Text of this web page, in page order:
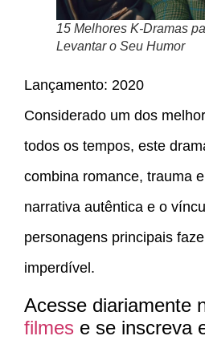
15 Melhores K-Dramas
Levantar o Seu Humor
Lançamento: 2020
Considerado um dos
todos os tempos, este
combina romance, trauma
narrativa autêntica e o
personagens principais
imperdível.
Acesse diariamente
filmes e se inscreva